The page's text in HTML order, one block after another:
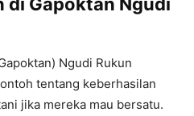
Ngudi Rukun
tentang keberhasilan
jika mereka mau bersatu.